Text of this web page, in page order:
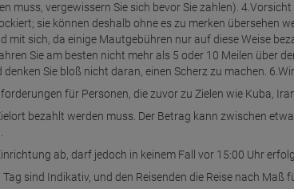
vergewissern Sie sich bevor Sie zahlen).
sie können deshalb ohne es zu merken übersehen
mit sich, da einige Mautgebühren nur auf diese Weise
Sie am besten nicht mehr als 5 oder 10 Meilen über
Sie bloß nicht daran, einen Scherz zu machen.
für Personen, die zuvor zu Zielen wie Kuba,
bezahlt werden muss. Der Betrag kann zwischen
ab, darf jedoch in keinem Fall vor 15:00 Uhr
sind Indikativ, und den Reisenden die Reise nach Maß